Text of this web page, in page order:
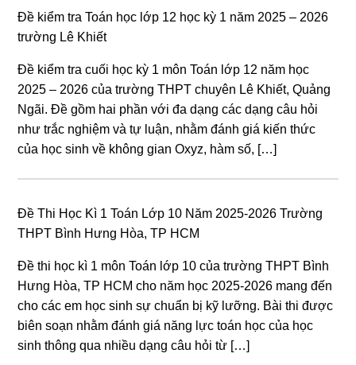
Đề kiểm tra Toán học lớp 12 học kỳ 1 năm 2025 – 2026
trường Lê Khiết
Đề kiểm tra cuối học kỳ 1 môn Toán lớp 12 năm học
2025 – 2026 của trường THPT chuyên Lê Khiết, Quảng
Ngãi. Đề gồm hai phần với đa dạng các dạng câu hỏi
như trắc nghiệm và tự luận, nhằm đánh giá kiến thức
của học sinh về không gian Oxyz, hàm số, […]
Đề Thi Học Kì 1 Toán Lớp 10 Năm 2025-2026 Trường
THPT Bình Hưng Hòa, TP HCM
Đề thi học kì 1 môn Toán lớp 10 của trường THPT Bình
Hưng Hòa, TP HCM cho năm học 2025-2026 mang đến
cho các em học sinh sự chuẩn bị kỹ lưỡng. Bài thi được
biên soạn nhằm đánh giá năng lực toán học của học
sinh thông qua nhiều dạng câu hỏi từ […]